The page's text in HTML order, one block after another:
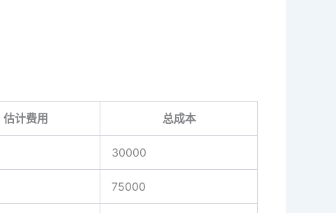
估计费用 总成本
30000
75000